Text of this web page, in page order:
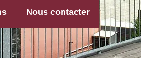
Nous contacter